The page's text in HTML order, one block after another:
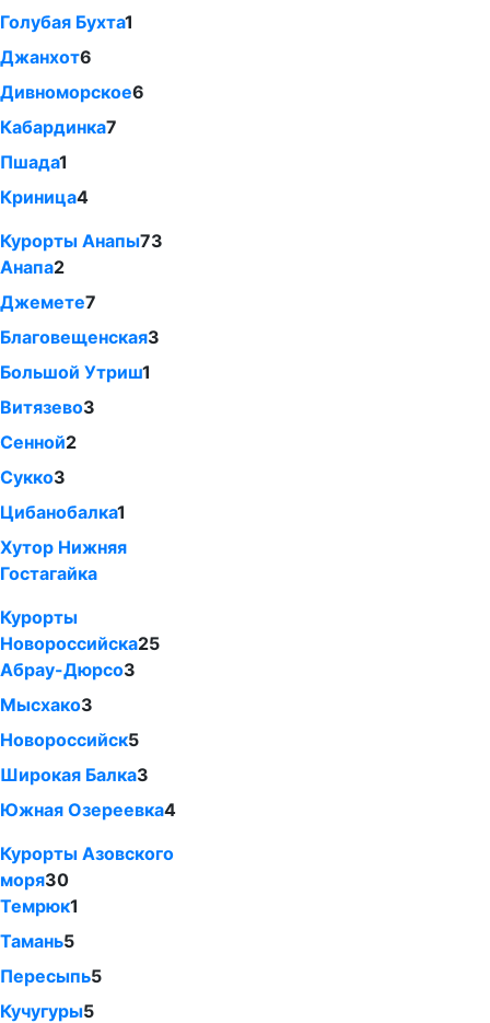
Голубая Бухта1
Джанхот6
Дивноморское6
Кабардинка7
Пшада1
Криница4
Курорты Анапы73
Анапа2
Джемете7
Благовещенская3
Большой Утриш1
Витязево3
Сенной2
Сукко3
Цибанобалка1
Хутор Нижняя
Гостагайка
Курорты
Новороссийска25
Абрау-Дюрсо3
Мысхако3
Новороссийск5
Широкая Балка3
Южная Озереевка4
Курорты Азовского
моря30
Темрюк1
Тамань5
Пересыпь5
Кучугуры5